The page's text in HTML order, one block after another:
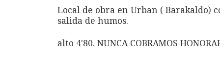
Local de obra en Urban ( Barakaldo)
salida de humos.
alto 4'80. NUNCA COBRAMOS